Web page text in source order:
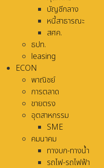
บัญชีกลาง
หนี้สาธารณะ
สศค.
ธปท.
leasing
ECON
พาณิชย์
การตลาด
ขายตรง
อุตสาหกรรม
SME
คมนาคม
ทางบก-ทางน้ำ
รถไฟ-รถไฟฟ้า